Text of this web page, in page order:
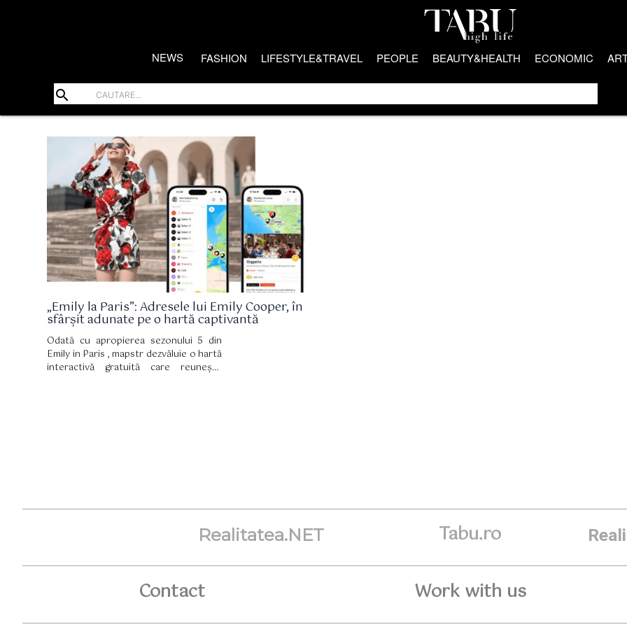
NEWS FASHION LIFESTYLE&TRAVEL PEOPLE BEAUTY&HEALTH ECONOMIC
search
„Emily la Paris”: Adresele lui Emily Cooper, în
sfârșit adunate pe o hartă captivantă
Odată cu apropierea sezonului 5 din
Emily in Paris , mapstr dezvăluie o hartă
interactivă gratuită care reunește
Realitatea.NET Tabu.ro
Contact Work with us